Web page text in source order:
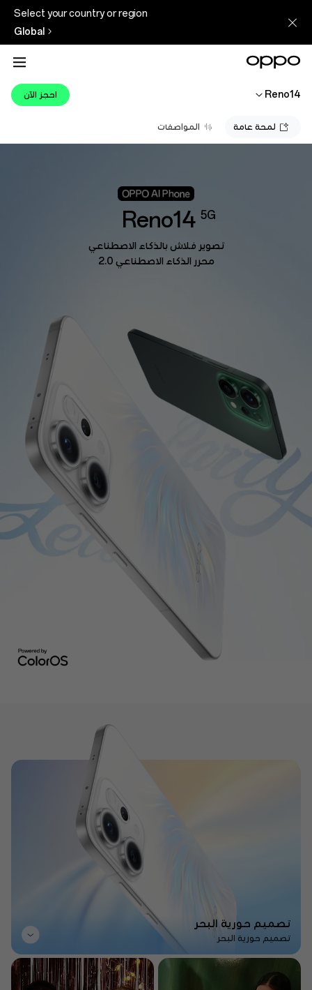
Select your country or region
Global
Reno14 احجز الآن
لمحة عامة المواصفات
Reno14 5G
تصوير فلاش بالذكاء الاصطناعي
محرر الذكاء الاصطناعي 2.0
تصميم حورية البحر
تصميم حورية البحر